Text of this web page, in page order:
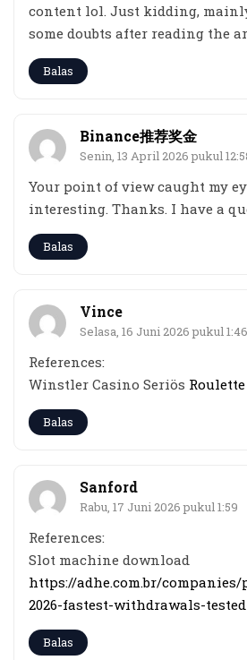
content lol. Just kidding,
some doubts after reading the
Balas
Binance推荐奖金
Senin, 13 April 2026 pukul
Your point of view caught my
interesting. Thanks. I have a
Balas
Vince
Selasa, 16 Juni 2026 pukul 1:46
References:
Winstler Casino Seriös
Balas
Sanford
Rabu, 17 Juni 2026 pukul 1:59
References:
Slot machine download
https://adhe.com.br/
2026-fastest-withdrawals-
Balas